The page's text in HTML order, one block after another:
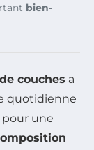
bien-
couches a
quotidienne
une